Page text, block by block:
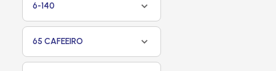
6-140
65 CAFEEIRO